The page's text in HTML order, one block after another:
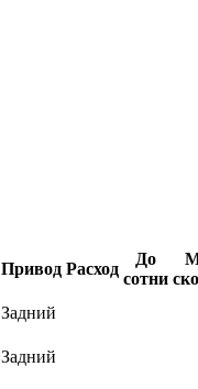
Привод Расход
До
сотни
Задний
Задний